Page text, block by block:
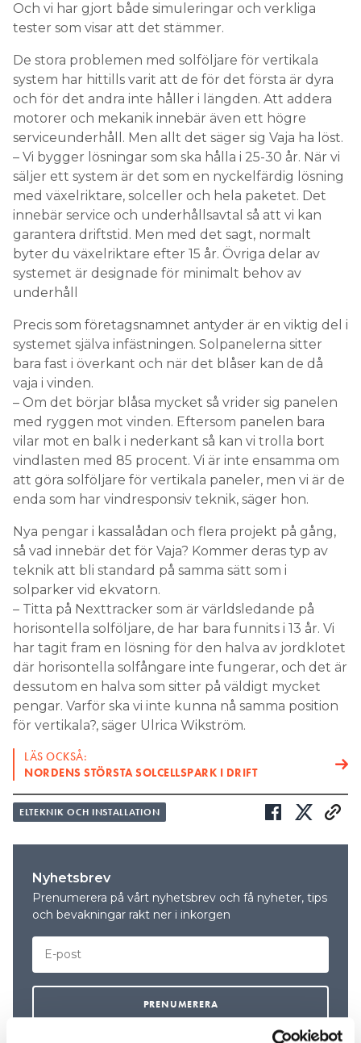
Och vi har gjort både simuleringar och verkliga
tester som visar att det stämmer.
De stora problemen med solföljare för vertikala
system har hittills varit att de för det första är dyra
och för det andra inte håller i längden. Att addera
motorer och mekanik innebär även ett högre
serviceunderhåll. Men allt det säger sig Vaja ha löst.
– Vi bygger lösningar som ska hålla i 25-30 år. När vi
säljer ett system är det som en nyckelfärdig lösning
med växelriktare, solceller och hela paketet. Det
innebär service och underhållsavtal så att vi kan
garantera driftstid. Men med det sagt, normalt
byter du växelriktare efter 15 år. Övriga delar av
systemet är designade för minimalt behov av
underhåll
Precis som företagsnamnet antyder är en viktig del i
systemet själva infästningen. Solpanelerna sitter
bara fast i överkant och när det blåser kan de då
vaja i vinden.
– Om det börjar blåsa mycket så vrider sig panelen
med ryggen mot vinden. Eftersom panelen bara
vilar mot en balk i nederkant så kan vi trolla bort
vindlasten med 85 procent. Vi är inte ensamma om
att göra solföljare för vertikala paneler, men vi är de
enda som har vindresponsiv teknik, säger hon.
Nya pengar i kassalådan och flera projekt på gång,
så vad innebär det för Vaja? Kommer deras typ av
teknik att bli standard på samma sätt som i
solparker vid ekvatorn.
– Titta på Nexttracker som är världsledande på
horisontella solföljare, de har bara funnits i 13 år. Vi
har tagit fram en lösning för den halva av jordklotet
där horisontella solfångare inte fungerar, och det är
dessutom en halva som sitter på väldigt mycket
pengar. Varför ska vi inte kunna nå samma position
för vertikala?, säger Ulrica Wikström.
LÄS OCKSÅ:
NORDENS STÖRSTA SOLCELLSPARK I DRIFT
ELTEKNIK OCH INSTALLATION
Nyhetsbrev
Prenumerera på vårt nyhetsbrev och få nyheter, tips
och bevakningar rakt ner i inkorgen